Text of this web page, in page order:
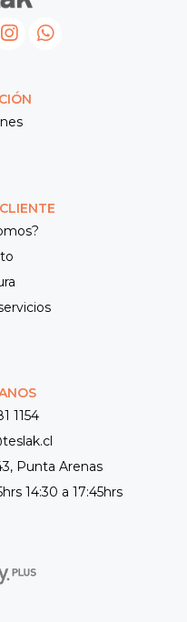
1154
Punta Arenas
14:30 a 17:45hrs